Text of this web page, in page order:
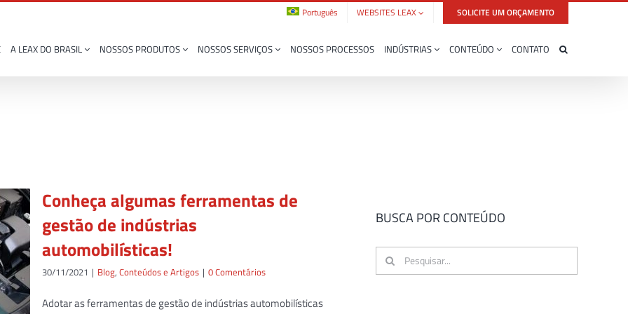
Português WEBSITES LEAX SOLICITE UM ORÇAMENTO
A LEAX DO BRASIL NOSSOS PRODUTOS NOSSOS SERVIÇOS NOSSOS PROCESSOS INDÚSTRIAS CONTEÚDO CONTATO
Conheça algumas ferramentas de
gestão de indústrias
automobilísticas!
30/11/2021 | Blog, Conteúdos e Artigos | 0 Comentários
Adotar as ferramentas de gestão de indústrias automobilísticas
BUSCA POR CONTEÚDO
Buscar
resultados